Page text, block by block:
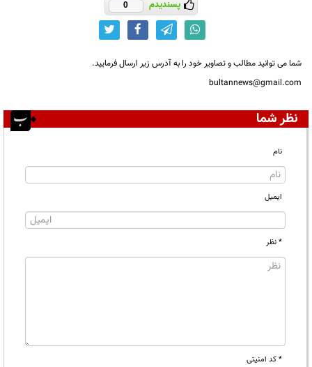
پسندیدم 0
شما می توانید مطالب و تصاویر خود را به آدرس زیر ارسال فرمایید.
bultannews@gmail.com
نظر شما
نام
ایمیل
* نظر
* کد امنیتی